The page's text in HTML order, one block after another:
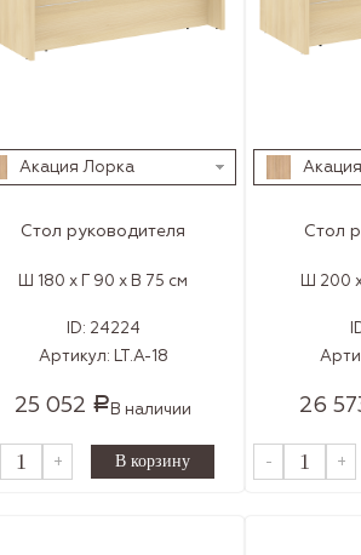
Акация Лорка
Стол руководителя
Ш 180 x Г 90 x В 75 см
ID: 24224
Артикул: LT.A-18
25 052 Р В наличии
+
Стол
Ш 200
26
- +